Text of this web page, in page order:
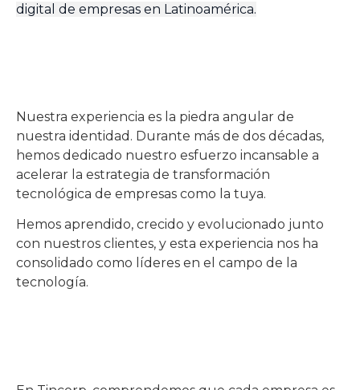
digital de empresas en Latinoamérica.
Nuestra experiencia es la piedra angular de
nuestra identidad. Durante más de dos décadas,
hemos dedicado nuestro esfuerzo incansable a
acelerar la estrategia de transformación
tecnológica de empresas como la tuya.
Hemos aprendido, crecido y evolucionado junto
con nuestros clientes, y esta experiencia nos ha
consolidado como líderes en el campo de la
tecnología.